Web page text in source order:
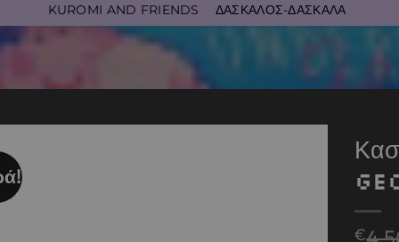
KUROMI AND FRIENDS ΔΑΣΚΑΛΟΣ-ΔΑΣΚΑΛΑ
€